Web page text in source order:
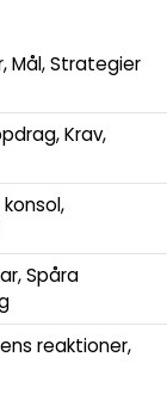
Mål, Strategier
Krav,
Spåra
reaktioner,